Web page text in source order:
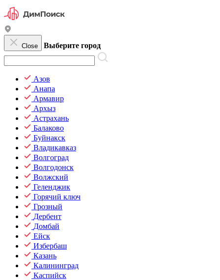
Close Выберите город
Азов
Анапа
Армавир
Архыз
Астрахань
Балаково
Буйнакск
Владикавказ
Волгоград
Волгодонск
Волжский
Геленджик
Горячий ключ
Грозный
Дербент
Домбай
Ейск
Избербаш
Казань
Калининград
Каспийск